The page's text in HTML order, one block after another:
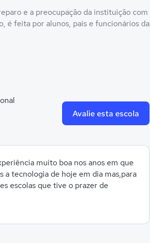
e a preocupação da instituição com
é feita por alunos, pais e funcionários da
Avalie esta escola
muito boa nos anos em que
a tecnologia de hoje em dia mas,para
escolas que tive o prazer de